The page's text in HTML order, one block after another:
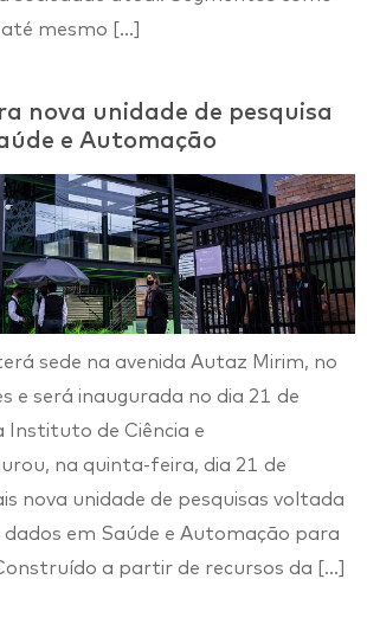
até mesmo […]
nova unidade de pesquisa
e Automação
sede na avenida Autaz Mirim, no
e será inaugurada no dia 21 de
de Ciência e
na quinta-feira, dia 21 de
nova unidade de pesquisas voltada
em Saúde e Automação para
a partir de recursos da […]